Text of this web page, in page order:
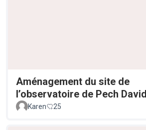
Aménagement du site de
l’observatoire de Pech David
Karen 25